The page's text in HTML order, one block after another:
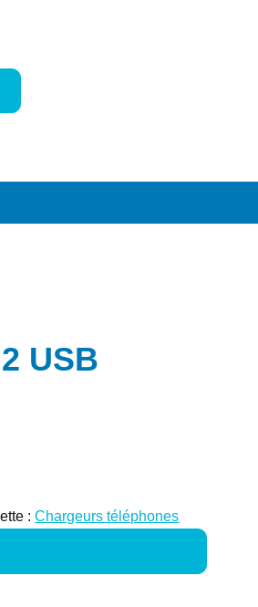
USB
:Chargeurs téléphones